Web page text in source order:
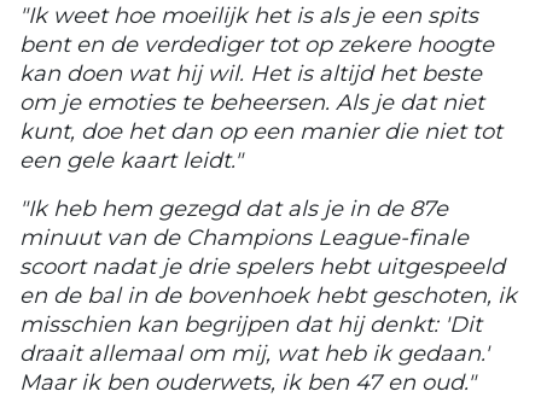
"Ik weet hoe moeilijk het is als je een spits
bent en de verdediger tot op zekere hoogte
kan doen wat hij wil. Het is altijd het beste
om je emoties te beheersen. Als je dat niet
kunt, doe het dan op een manier die niet tot
een gele kaart leidt."
"Ik heb hem gezegd dat als je in de 87e
minuut van de Champions League-finale
scoort nadat je drie spelers hebt uitgespeeld
en de bal in de bovenhoek hebt geschoten, ik
misschien kan begrijpen dat hij denkt: 'Dit
draait allemaal om mij, wat heb ik gedaan.'
Maar ik ben ouderwets, ik ben 47 en oud."